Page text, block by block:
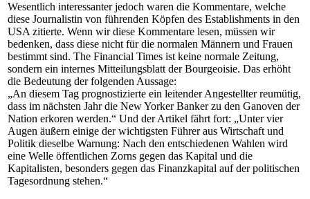
Wesentlich interessanter jedoch waren die Kommentare, welche
diese Journalistin von führenden Köpfen des Establishments in den
USA zitierte. Wenn wir diese Kommentare lesen, müssen wir
bedenken, dass diese nicht für die normalen Männern und Frauen
bestimmt sind. The Financial Times ist keine normale Zeitung,
sondern ein internes Mitteilungsblatt der Bourgeoisie. Das erhöht
die Bedeutung der folgenden Aussage:
„An diesem Tag prognostizierte ein leitender Angestellter reumütig,
dass im nächsten Jahr die New Yorker Banker zu den Ganoven der
Nation erkoren werden.“ Und der Artikel fährt fort: „Unter vier
Augen äußern einige der wichtigsten Führer aus Wirtschaft und
Politik dieselbe Warnung: Nach den entschiedenen Wahlen wird
eine Welle öffentlichen Zorns gegen das Kapital und die
Kapitalisten, besonders gegen das Finanzkapital auf der politischen
Tagesordnung stehen.“